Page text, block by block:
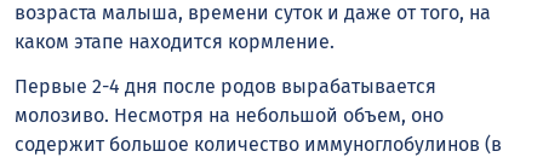
возраста малыша, времени суток и даже от того, на
каком этапе находится кормление.
Первые 2-4 дня после родов вырабатывается
молозиво. Несмотря на небольшой объем, оно
содержит большое количество иммуноглобулинов (в